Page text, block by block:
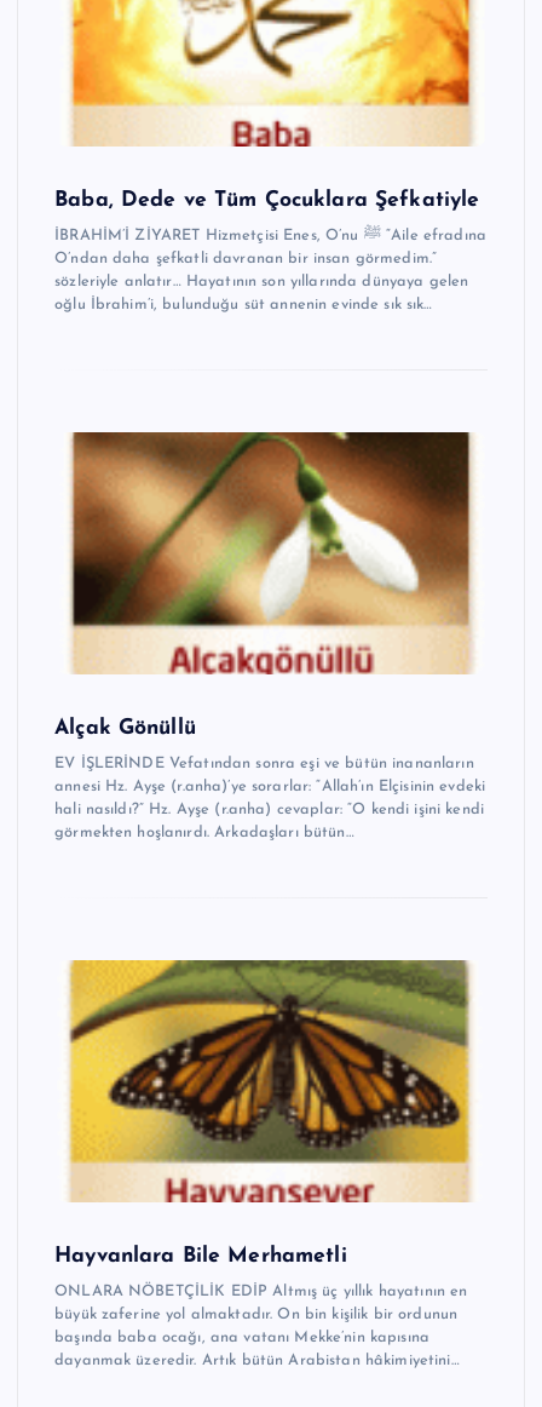
Baba, Dede ve Tüm Çocuklara Şefkatiyle
İBRAHİM’İ ZİYARET Hizmetçisi Enes, O’nu ﷺ “Aile efradına
O’ndan daha şefkatli davranan bir insan görmedim.”
sözleriyle anlatır… Hayatının son yıllarında dünyaya gelen
oğlu İbrahim’i, bulunduğu süt annenin evinde sık sık…
Alçak Gönüllü
EV İŞLERİNDE Vefatından sonra eşi ve bütün inananların
annesi Hz. Ayşe (r.anha)’ye sorarlar: “Allah’ın Elçisinin evdeki
hali nasıldı?” Hz. Ayşe (r.anha) cevaplar: “O kendi işini kendi
görmekten hoşlanırdı. Arkadaşları bütün…
Hayvanlara Bile Merhametli
ONLARA NÖBETÇİLİK EDİP Altmış üç yıllık hayatının en
büyük zaferine yol almaktadır. On bin kişilik bir ordunun
başında baba ocağı, ana vatanı Mekke’nin kapısına
dayanmak üzeredir. Artık bütün Arabistan hâkimiyetini…